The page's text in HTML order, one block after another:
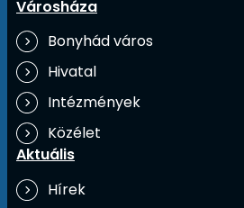
Városháza
Bonyhád város
Hivatal
Intézmények
Közélet
Aktuális
Hírek